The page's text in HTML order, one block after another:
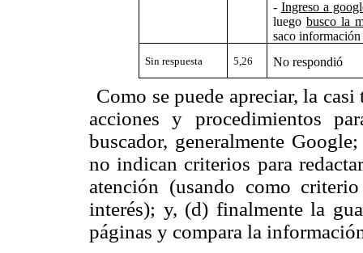
- Ingreso a
luego busco la
saco información
Sin respuesta 5,26 No respondió
Como se puede apreciar, la
acciones y procedimientos
buscador, generalmente
no indican criterios para
atención (usando como
interés); y, (d) finalmente la
páginas y compara la